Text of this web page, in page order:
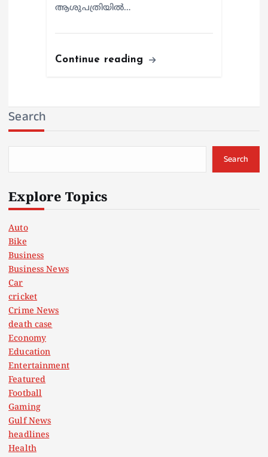
ആശുപത്രിയില്‍…
Continue reading
Search
Search
Explore Topics
Auto
Bike
Business
Business News
Car
cricket
Crime News
death case
Economy
Education
Entertainment
Featured
Football
Gaming
Gulf News
headlines
Health